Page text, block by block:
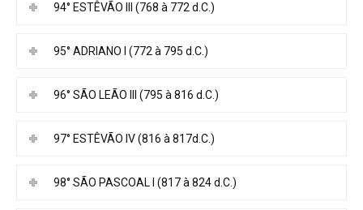
94° ESTÊVÃO III (768 à 772 d.C.)
95° ADRIANO I (772 à 795 d.C.)
96° SÃO LEÃO III (795 à 816 d.C.)
97° ESTÊVÃO IV (816 à 817d.C.)
98° SÃO PASCOAL I (817 à 824 d.C.)